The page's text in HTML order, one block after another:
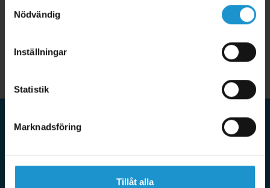
Nödvändig
Inställningar
Statistik
Marknadsföring
Tillåt alla
bara produkter som uppfyller våra högt ställda krav. Vi